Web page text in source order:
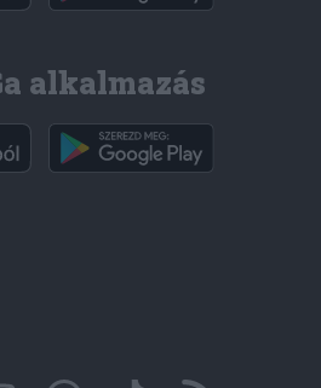
alkalmazás